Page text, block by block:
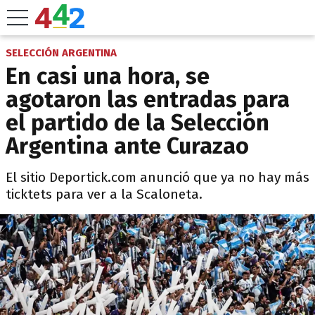
SELECCIÓN ARGENTINA
En casi una hora, se
agotaron las entradas para
el partido de la Selección
Argentina ante Curazao
El sitio Deportick.com anunció que ya no hay más
ticktets para ver a la Scaloneta.